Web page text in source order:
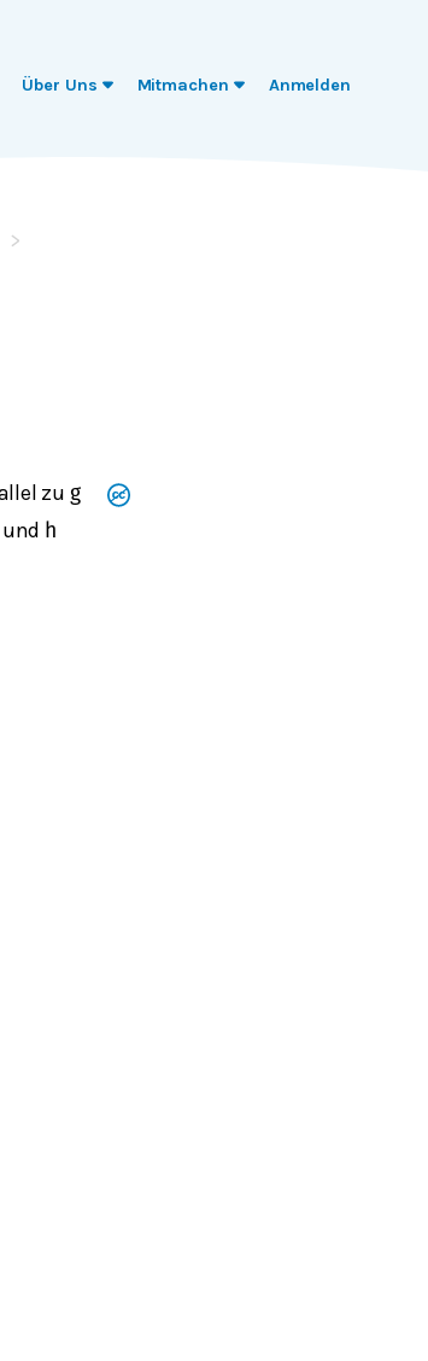
Über Uns Mitmachen Anmelden
zu g
und h